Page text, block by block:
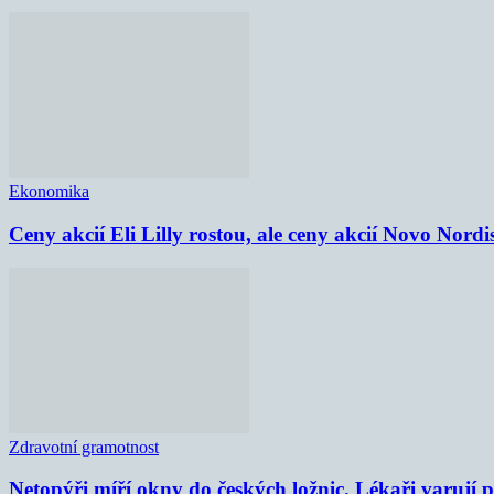
Ekonomika
Ceny akcií Eli Lilly rostou, ale ceny akcií Novo
Zdravotní gramotnost